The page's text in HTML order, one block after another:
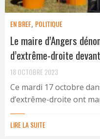
EN BREF, POLITIQUE
Le maire d’Angers
d’extrême-droite
18 OCTOBRE 2023
Ce mardi 17 octobre
d’extrême-droite ont
LIRE LA SUITE